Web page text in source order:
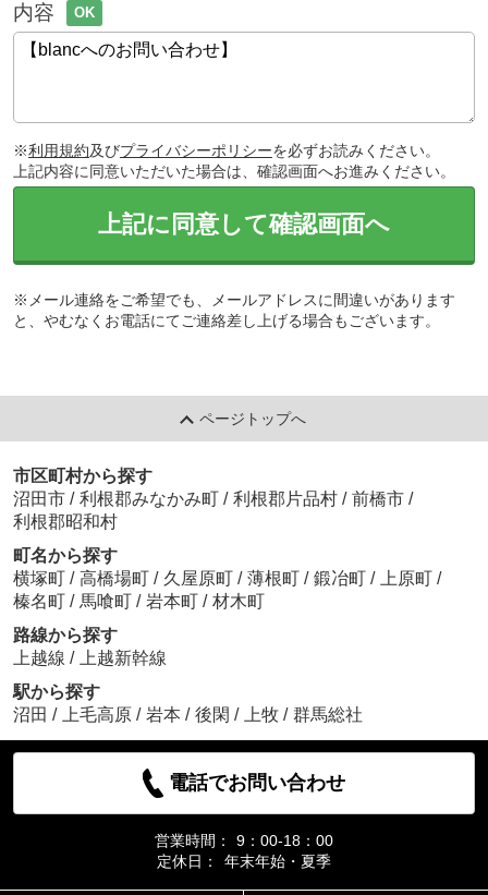
内容 OK
※利用規約及びプライバシーポリシーを必ずお読みください。
上記内容に同意いただいた場合は、確認画面へお進みください。
上記に同意して確認画面へ
※メール連絡をご希望でも、メールアドレスに間違いがあります
と、やむなくお電話にてご連絡差し上げる場合もございます。
ページトップへ
市区町村から探す
沼田市 / 利根郡みなかみ町 / 利根郡片品村 / 前橋市 /
利根郡昭和村
町名から探す
横塚町 / 高橋場町 / 久屋原町 / 薄根町 / 鍛冶町 / 上原町 /
榛名町 / 馬喰町 / 岩本町 / 材木町
路線から探す
上越線 /
上越新幹線
駅から探す
沼田 / 上毛高原 / 岩本 / 後閑 / 上牧 / 群馬総社
電話でお問い合わせ
営業時間：
9：00-18：00
定休日：
年末年始・夏季